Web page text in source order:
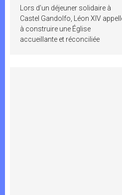
Lors d’un déjeuner solidaire à
Castel Gandolfo, Léon XIV
à construire une Église
accueillante et réconciliée